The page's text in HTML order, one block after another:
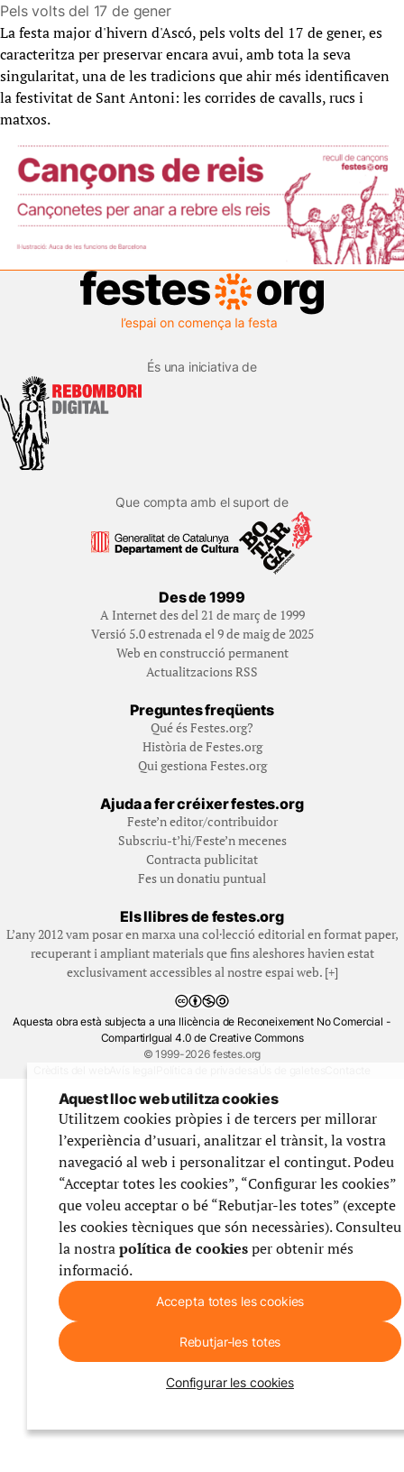
Pels volts del 17 de gener
La festa major d'hivern d'Ascó, pels volts del 17 de gener, es
caracteritza per preservar encara avui, amb tota la seva
singularitat, una de les tradicions que ahir més identificaven
la festivitat de Sant Antoni: les corrides de cavalls, rucs i
matxos.
És una iniciativa de
Que compta amb el suport de
Des de 1999
A Internet des del 21 de març de 1999
Versió 5.0 estrenada el 9 de maig de 2025
Web en construcció permanent
Actualitzacions RSS
Preguntes freqüents
Qué és Festes.org?
Història de Festes.org
Qui gestiona Festes.org
Ajuda a fer créixer festes.org
Feste’n editor/contribuidor
Subscriu-t’hi/Feste’n mecenes
Contracta publicitat
Fes un donatiu puntual
Els llibres de festes.org
L’any 2012 vam posar en marxa una col·lecció editorial en format paper,
recuperant i ampliant materials que fins aleshores havien estat
exclusivament accessibles al nostre espai web. [+]
Aquesta obra està subjecta a una llicència de Reconeixement No Comercial -
CompartirIgual 4.0 de Creative Commons
© 1999-2026 festes.org
Aquest lloc web utilitza cookies
Utilitzem cookies pròpies i de tercers per millorar
l’experiència d’usuari, analitzar el trànsit, la vostra
navegació al web i personalitzar el contingut. Podeu
“Acceptar totes les cookies”, “Configurar les cookies”
que voleu acceptar o bé “Rebutjar-les totes” (excepte
les cookies tècniques que són necessàries). Consulteu
la nostrapolítica de cookiesper obtenir més
informació.
Accepta totes les cookies
Rebutjar-les totes
Configurar les cookies